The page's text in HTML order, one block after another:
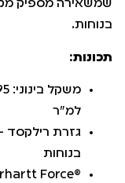
שמשאירה מספיק
בנוחות.
תכונות:
למ"ר
גזרת רילקסד
בנוחות
Force®